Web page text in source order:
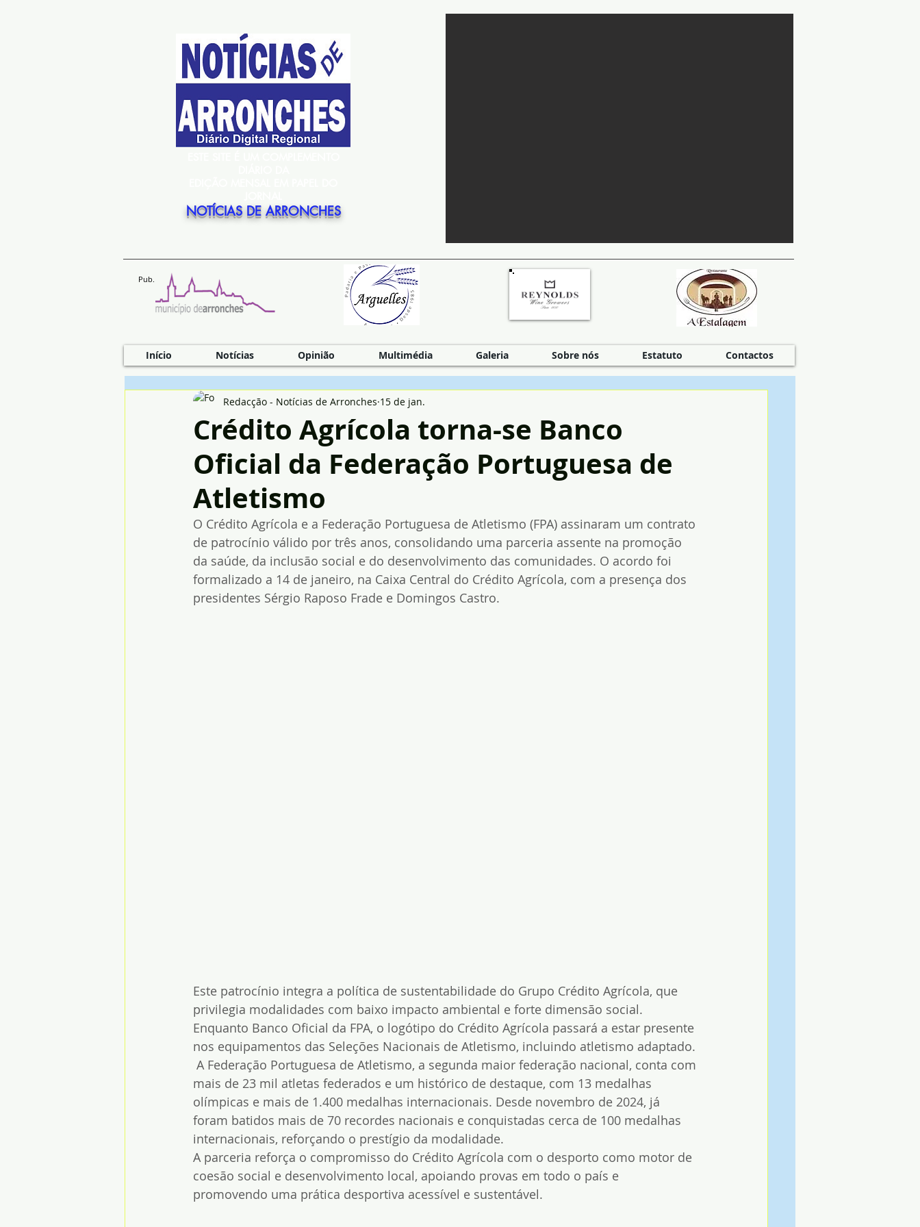
NOTÍCIAS DE ARRONCHES
Pub.
Início Notícias Opinião Multimédia Galeria Sobre nós Estatuto Contactos
Crédito Agrícola torna-se Banco
Oficial da Federação Portuguesa de
Atletismo
Redacção - Notícias de Arronches 15 de jan.
O Crédito Agrícola e a Federação Portuguesa de Atletismo (FPA) assinaram um contrato
de patrocínio válido por três anos, consolidando uma parceria assente na promoção
da saúde, da inclusão social e do desenvolvimento das comunidades. O acordo foi
formalizado a 14 de janeiro, na Caixa Central do Crédito Agrícola, com a presença dos
presidentes Sérgio Raposo Frade e Domingos Castro.
Este patrocínio integra a política de sustentabilidade do Grupo Crédito Agrícola, que
privilegia modalidades com baixo impacto ambiental e forte dimensão social.
Enquanto Banco Oficial da FPA, o logótipo do Crédito Agrícola passará a estar presente
nos equipamentos das Seleções Nacionais de Atletismo, incluindo atletismo adaptado.
A Federação Portuguesa de Atletismo, a segunda maior federação nacional, conta com
mais de 23 mil atletas federados e um histórico de destaque, com 13 medalhas
olímpicas e mais de 1.400 medalhas internacionais. Desde novembro de 2024, já
foram batidos mais de 70 recordes nacionais e conquistadas cerca de 100 medalhas
internacionais, reforçando o prestígio da modalidade.
A parceria reforça o compromisso do Crédito Agrícola com o desporto como motor de
coesão social e desenvolvimento local, apoiando provas em todo o país e
promovendo uma prática desportiva acessível e sustentável.